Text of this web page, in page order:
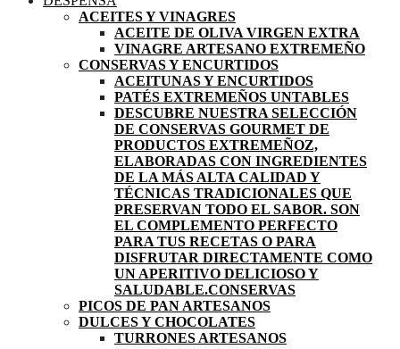
ACEITES Y VINAGRES
ACEITE DE OLIVA VIRGEN EXTRA
VINAGRE ARTESANO EXTREMEÑO
CONSERVAS Y ENCURTIDOS
ACEITUNAS Y ENCURTIDOS
PATÉS EXTREMEÑOS UNTABLES
DESCUBRE NUESTRA SELECCIÓN
DE CONSERVAS GOURMET DE
PRODUCTOS EXTREMEÑOZ,
ELABORADAS CON INGREDIENTES
DE LA MÁS ALTA CALIDAD Y
TÉCNICAS TRADICIONALES QUE
PRESERVAN TODO EL SABOR. SON
EL COMPLEMENTO PERFECTO
PARA TUS RECETAS O PARA
DISFRUTAR DIRECTAMENTE COMO
UN APERITIVO DELICIOSO Y
SALUDABLE.CONSERVAS
PICOS DE PAN ARTESANOS
DULCES Y CHOCOLATES
TURRONES ARTESANOS